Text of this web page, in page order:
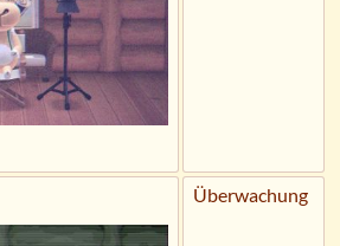
Überwachung